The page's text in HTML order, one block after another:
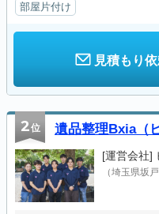
部屋片付け
見積もり
2位 遺品整理Bxia（
[運営会社]
（埼玉県坂